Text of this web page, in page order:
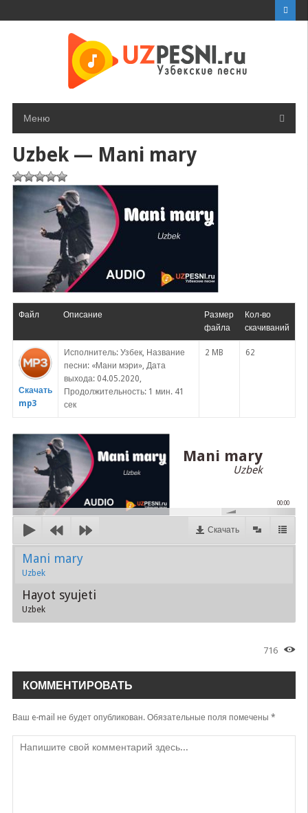
Меню
Uzbek — Mani mary
Файл Описание
Размер
файла
Кол-во
скачиваний
Скачать
mp3
Исполнитель: Узбек, Название
песни: «Мани мэри», Дата
выхода: 04.05.2020,
Продолжительность: 1 мин. 41
сек
2 MB 62
Mani mary
Uzbek
00:00
Скачать
Mani mary
Uzbek
Hayot syujeti
Uzbek
716
КОММЕНТИРОВАТЬ
Ваш e-mail не будет опубликован.Обязательные поля помечены *